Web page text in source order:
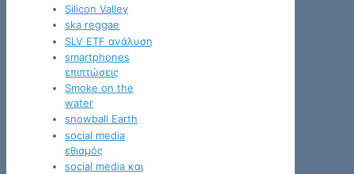
Silicon Valley
ska reggae
SLV ETF ανάλυση
smartphones
επιπτώσεις
Smoke on the
water
snowball Earth
social media
εθισμός
social media και